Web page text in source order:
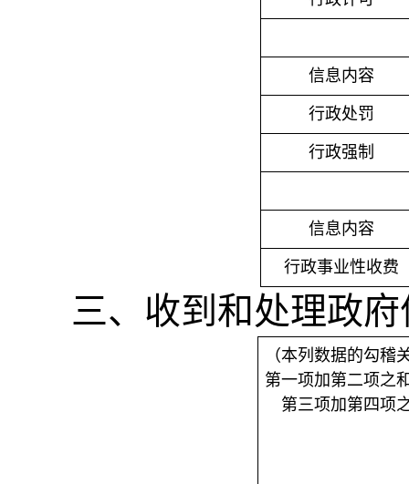
信息内容
行政处罚
行政强制
信息内容
行政事业性收费
三、收到和处理政
（本列数据的勾稽
第一项加第二项之
第三项加第四项